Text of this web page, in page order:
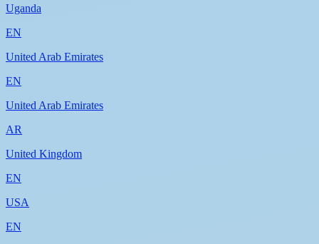
Uganda
EN
United Arab Emirates
EN
United Arab Emirates
AR
United Kingdom
EN
USA
EN